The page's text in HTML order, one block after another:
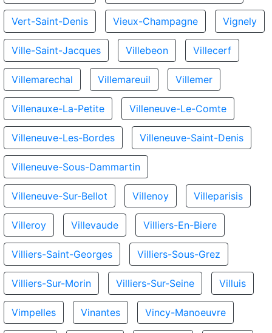
Vert-Saint-Denis Vieux-Champagne Vignely
Ville-Saint-Jacques Villebeon Villecerf
Villemarechal Villemareuil Villemer
Villenauxe-La-Petite Villeneuve-Le-Comte
Villeneuve-Les-Bordes Villeneuve-Saint-Denis
Villeneuve-Sous-Dammartin
Villeneuve-Sur-Bellot Villenoy Villeparisis
Villeroy Villevaude Villiers-En-Biere
Villiers-Saint-Georges Villiers-Sous-Grez
Villiers-Sur-Morin Villiers-Sur-Seine Villuis
Vimpelles Vinantes Vincy-Manoeuvre